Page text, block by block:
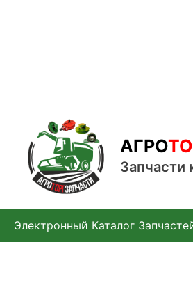
АГРО
Запчасти
Электронный Каталог